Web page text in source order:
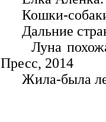
Кошки-
Дальние
Луна похожа
Пресс, 2014
Жила-была